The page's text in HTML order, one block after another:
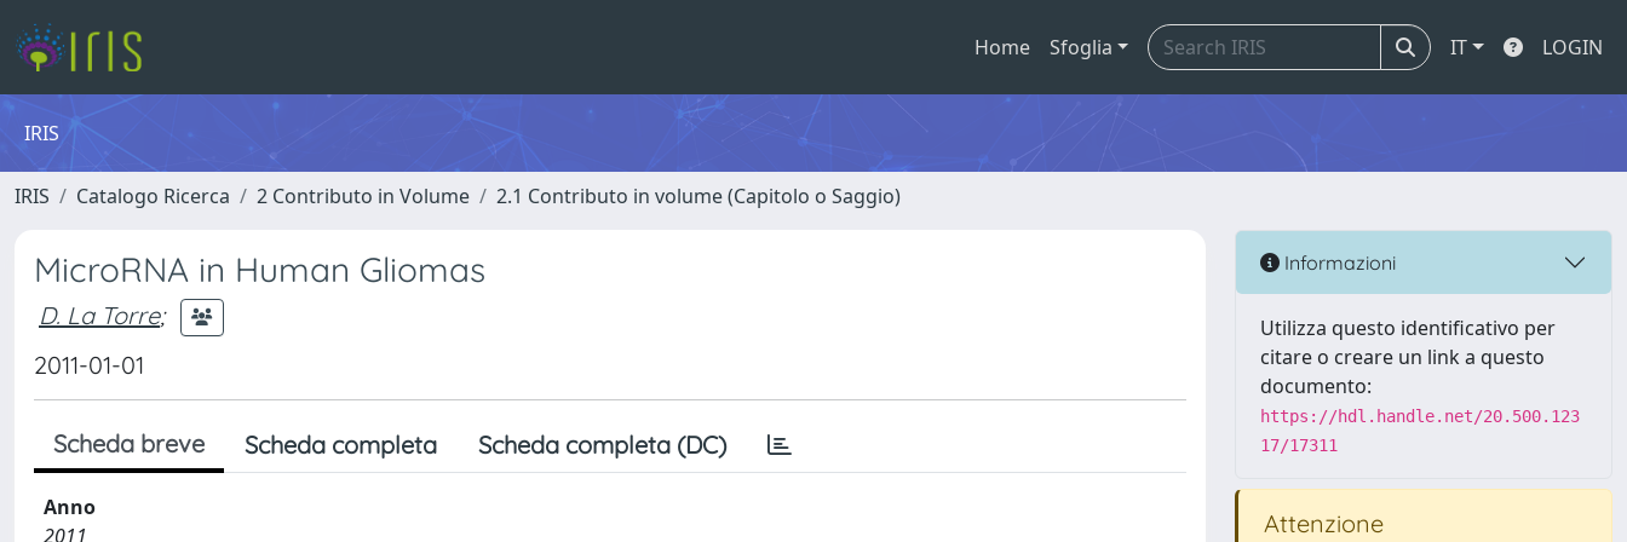
Home Sfoglia IT LOGIN
IRIS
IRIS Catalogo Ricerca 2 Contributo in Volume 2.1 Contributo in volume (Capitolo o Saggio)
MicroRNA in Human Gliomas
D. La Torre;
2011-01-01
Scheda breve Scheda completa Scheda completa (DC)
Anno
2011
Informazioni
Utilizza questo identificativo per
citare o creare un link a questo
documento:
https://hdl.handle.net/20.500.123
17/17311
Attenzione